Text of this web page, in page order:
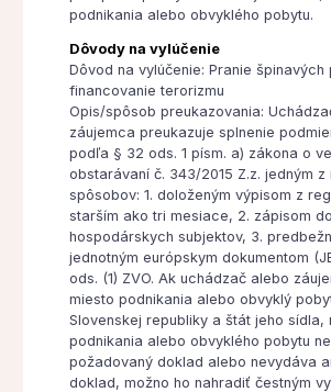
podnikania alebo obvyklého pobytu.
Dôvody na vylúčenie
Dôvod na vylúčenie: Pranie špinavých
financovanie terorizmu
Opis/spôsob preukazovania:
záujemca preukazuje splnenie
podľa § 32 ods. 1 písm. a) zákona o
obstarávaní č. 343/2015 Z.z. jedným z
spôsobov: 1. doloženým výpisom z
starším ako tri mesiace, 2. zápisom
hospodárskych subjektov, 3.
jednotným európskym dokumentom
ods. (1) ZVO. Ak uchádzač alebo
miesto podnikania alebo obvyklý
Slovenskej republiky a štát jeho sídla,
podnikania alebo obvyklého pobytu
požadovaný doklad alebo nevydáva
doklad, možno ho nahradiť čestným